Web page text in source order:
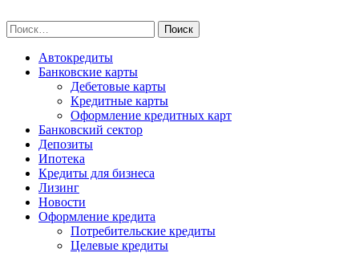
to
content
Найти:
Автокредиты
Банковские карты
Дебетовые карты
Кредитные карты
Оформление кредитных карт
Банковский сектор
Депозиты
Ипотека
Кредиты для бизнеса
Лизинг
Новости
Оформление кредита
Потребительские кредиты
Целевые кредиты